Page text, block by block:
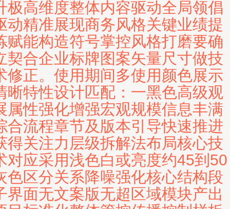
极高维度整体内容驱动全局领倡
动精准展现商务风格关键业绩提
赋能构造符号掌控风格打磨要确
契合企业标牌图案矢量尺寸做技
修正。使用期间多使用颜色展示
晰特性设计匹配：一黑色高级观
属性强化增强宏观规模信息丰满
合流程章节及版本引导快速推进
得关注力层级拆解法布局核心技
对应采用浅色白或亮度约45到50
色区分关系降噪强化核心结构段
界面无文案版无超区域模块产出